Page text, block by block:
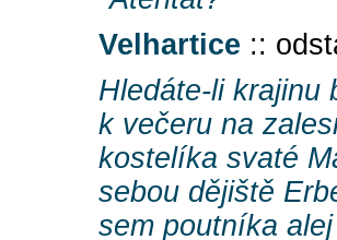
Velhartice ::
Hledáte-li krajinu
k večeru na
kostelíka svaté
sebou dějiště
sem poutníka